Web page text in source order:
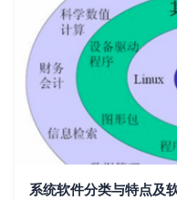
系统软件分类与特点及